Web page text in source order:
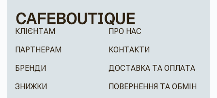
КЛІЄНТАМ
ПАРТНЕРАМ
БРЕНДИ
ЗНИЖКИ
ПРО НАС
КОНТАКТИ
ДОСТАВКА ТА ОПЛАТА
ПОВЕРНЕННЯ ТА ОБМІН